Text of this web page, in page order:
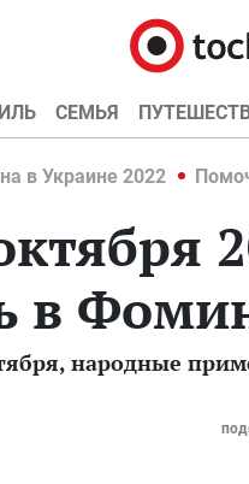
СЕМЬЯ
в Украине 2022
в
народные